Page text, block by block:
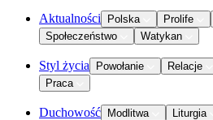
Aktualności Polska Prolife
Społeczeństwo
Watykan
Styl życia Powołanie Relacje
Praca
Duchowość Modlitwa Liturgia